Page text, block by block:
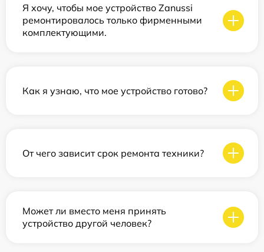
Я хочу, чтобы мое устройство Zanussi
ремонтировалось только фирменными
комплектующими.
Как я узнаю, что мое устройство готово?
От чего зависит срок ремонта техники?
Может ли вместо меня принять
устройство другой человек?